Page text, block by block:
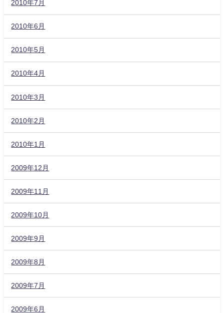
2010年7月
2010年6月
2010年5月
2010年4月
2010年3月
2010年2月
2010年1月
2009年12月
2009年11月
2009年10月
2009年9月
2009年8月
2009年7月
2009年6月